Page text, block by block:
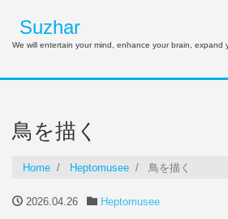
Suzhar
We will entertain your mind, enhance your brain, expand
鳥を描く
Home Heptomusee 鳥を描く
2026.04.26 Heptomusee